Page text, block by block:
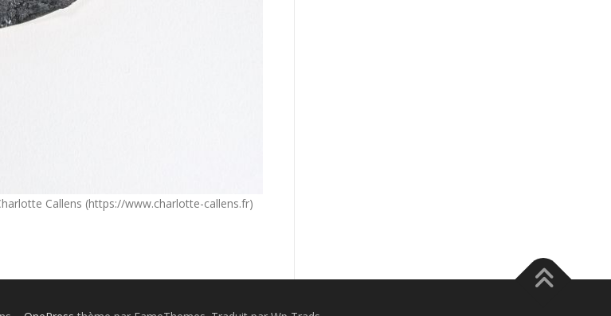
Callens (https://www.charlotte-callens.fr)